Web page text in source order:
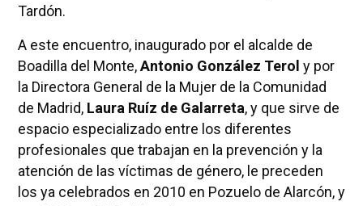
Tardón.
A este encuentro, inaugurado por el alcalde de
Boadilla del Monte,Antonio González Terol y por
la Directora General de la Mujer de la Comunidad
de Madrid, Laura Ruíz de Galarreta, y que sirve de
espacio especializado entre los diferentes
profesionales que trabajan en la prevención y la
atención de las víctimas de género, le preceden
los ya celebrados en 2010 en Pozuelo de Alarcón, y